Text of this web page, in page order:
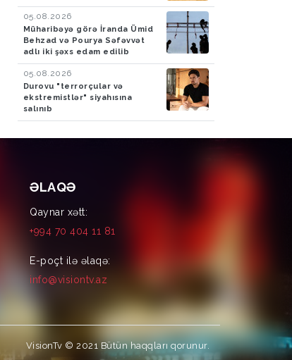
05.08.2026
Müharibəyə görə İranda Ümid
Behzad və Pourya Səfəvvət
adlı iki şəxs edam edilib
05.08.2026
Durovu "terrorçular və
ekstremistlər" siyahısına
salınıb
ƏLAQƏ
Qaynar xətt:
+994 70 404 11 81
E-poçt ilə əlaqə:
info@visiontv.az
VisionTv © 2021 Bütün haqqları qorunur.